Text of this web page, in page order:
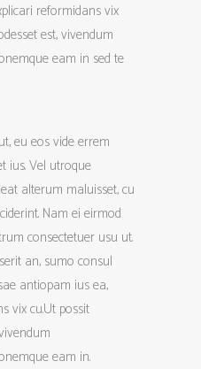
reformidans vix
est, vivendum
eam in sed te
eu eos vide errem
ius. Vel utroque
alterum maluisset, cu
Nam ei eirmod
consectetuer usu ut.
an, sumo consul
antiopam ius ea,
vix cu.Ut possit
eam in.